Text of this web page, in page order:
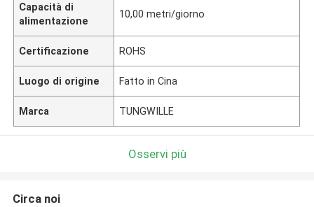
Capacità di
alimentazione
10,00 metri/giorno
Certificazione ROHS
Luogo di origine Fatto in Cina
Marca TUNGWILLE
Osservi più
Circa noi